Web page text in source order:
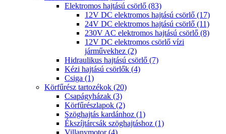
Elektromos hajtású csörlő (83)
12V DC elektromos hajtású csörlő (17)
24V DC elektromos hajtású csörlő (11)
230V AC elektromos hajtású csörlő (8)
12V DC elektromos csörlő vízi
járművekhez (2)
Hidraulikus hajtású csörlő (7)
Kézi hajtású csörlők (4)
Csiga (1)
Körfűrész tartozékok (20)
Csapágyházak (3)
Körfűrészlapok (2)
Szöghajtás kardánhoz (1)
Ékszíjtárcsák szöghajtáshoz (1)
Villanymotor (4)